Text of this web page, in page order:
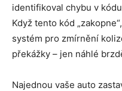
identifikoval chybu v
Když tento kód
systém pro zmírnění
překážky – jen náhlé
Najednou vaše auto